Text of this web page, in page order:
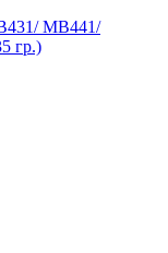
MB441/
гр.)